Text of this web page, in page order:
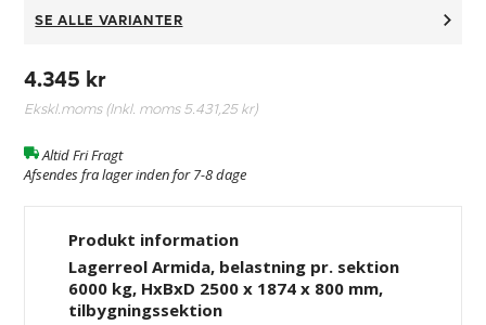
SE ALLE VARIANTER
4.345 kr
Ekskl.moms (Inkl. moms5.431,25 kr)
Altid Fri Fragt
Afsendes fra lager inden for 7-8 dage
Produkt information
Lagerreol Armida, belastning pr. sektion
6000 kg, HxBxD 2500 x 1874 x 800 mm,
tilbygningssektion